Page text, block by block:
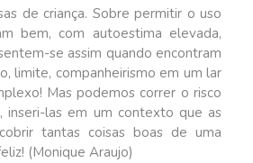
de criança. Sobre permitir o uso
bem, com autoestima elevada,
se assim quando encontram
limite, companheirismo em um lar
Mas podemos correr o risco
inseri-las em um contexto que as
tantas coisas boas de uma
(Monique Araujo)